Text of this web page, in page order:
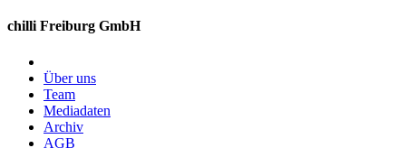
chilli Freiburg GmbH
Über uns
Team
Mediadaten
Archiv
AGB